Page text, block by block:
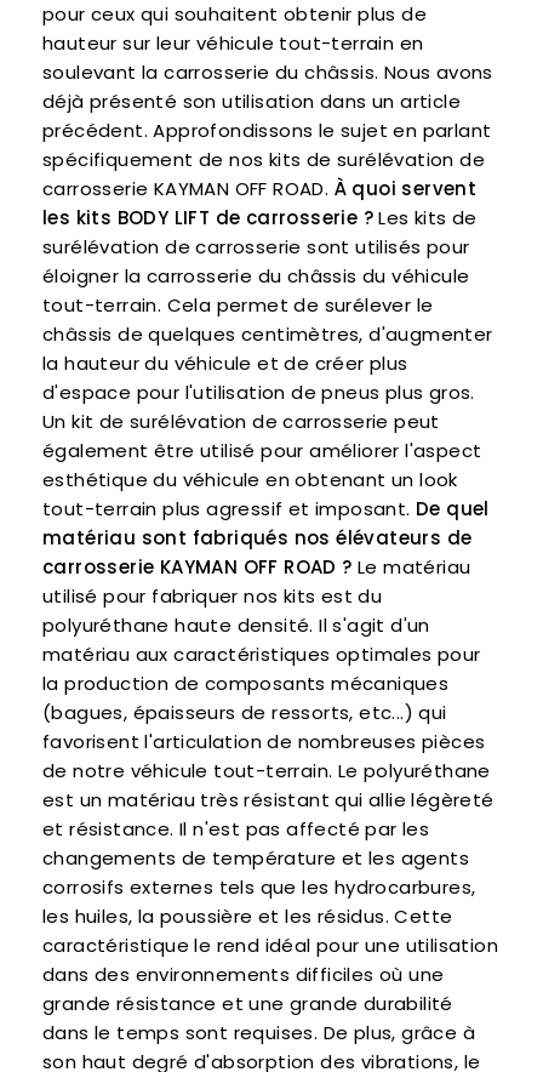
pour ceux qui souhaitent obtenir plus de
hauteur sur leur véhicule tout-terrain en
soulevant la carrosserie du châssis. Nous avons
déjà présenté son utilisation dans un article
précédent. Approfondissons le sujet en parlant
spécifiquement de nos kits de surélévation de
carrosserie KAYMAN OFF ROAD. À quoi servent
les kits BODY LIFT de carrosserie ?Les kits de
surélévation de carrosserie sont utilisés pour
éloigner la carrosserie du châssis du véhicule
tout-terrain. Cela permet de surélever le
châssis de quelques centimètres, d'augmenter
la hauteur du véhicule et de créer plus
d'espace pour l'utilisation de pneus plus gros.
Un kit de surélévation de carrosserie peut
également être utilisé pour améliorer l'aspect
esthétique du véhicule en obtenant un look
tout-terrain plus agressif et imposant. De quel
matériau sont fabriqués nos élévateurs de
carrosserie KAYMAN OFF ROAD ? Le matériau
utilisé pour fabriquer nos kits est du
polyuréthane haute densité. Il s'agit d'un
matériau aux caractéristiques optimales pour
la production de composants mécaniques
(bagues, épaisseurs de ressorts, etc...) qui
favorisent l'articulation de nombreuses pièces
de notre véhicule tout-terrain. Le polyuréthane
est un matériau très résistant qui allie légèreté
et résistance. Il n'est pas affecté par les
changements de température et les agents
corrosifs externes tels que les hydrocarbures,
les huiles, la poussière et les résidus. Cette
caractéristique le rend idéal pour une utilisation
dans des environnements difficiles où une
grande résistance et une grande durabilité
dans le temps sont requises. De plus, grâce à
son haut degré d'absorption des vibrations, le